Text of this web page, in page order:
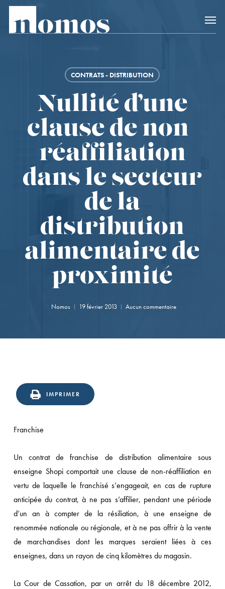
Skip
main
Accès rapide
CONTRATS - DISTRIBUTION
Nullité d’une
clause de non-
réaffiliation
dans le secteur
de la
distribution
alimentaire de
proximité
Nomos 19 février 2013 Aucun commentaire
IMPRIMER
Franchise
Un contrat de franchise de distribution alimentaire sous
enseigne Shopi comportait une clause de non-réaffiliation en
vertu de laquelle le franchisé s’engageait, en cas de rupture
anticipée du contrat, à ne pas s’affilier, pendant une période
d’un an à compter de la résiliation, à une enseigne de
renommée nationale ou régionale, et à ne pas offrir à la vente
de marchandises dont les marques seraient liées à ces
enseignes, dans un rayon de cinq kilomètres du magasin.
La Cour de Cassation, par un arrêt du 18 décembre 2012,